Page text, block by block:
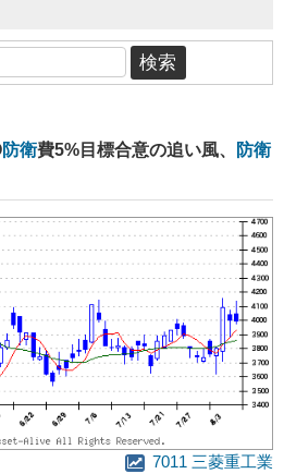
防衛費5%目標合意の追い風、
防衛
7011 三菱重工業